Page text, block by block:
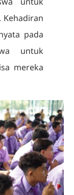
pada
untuk
mereka